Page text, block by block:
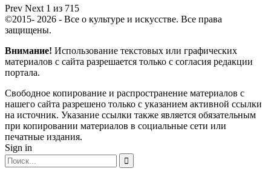
Prev Next 1 из 715
©2015- 2026 - Все о культуре и искусстве. Все права
защищены.
Внимание! Использование текстовых или графических
материалов с сайта разрешается только c согласия редакции
портала.
Свободное копирование и распространение материалов с
нашего сайта разрешено только с указанием активной ссылки
на источник. Указание ссылки также является обязательным
при копировании материалов в социальные сети или
печатные издания.
Sign in